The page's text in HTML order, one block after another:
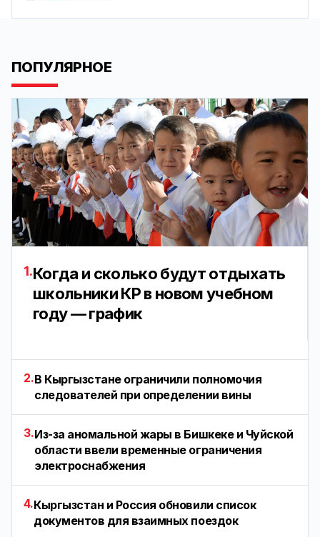
ПОПУЛЯРНОЕ
1.Когда и сколько будут отдыхать
школьники КР в новом учебном
году — график
2.В Кыргызстане ограничили полномочия
следователей при определении вины
3.Из-за аномальной жары в Бишкеке и Чуйской
области ввели временные ограничения
электроснабжения
4.Кыргызстан и Россия обновили список
документов для взаимных поездок